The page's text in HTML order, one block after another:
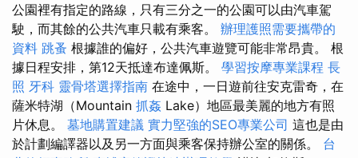
公園裡有指定的路線，只有三分之一的公園可以由汽車駕
駛，而其餘的公共汽車只載有乘客。 辦理護照需要攜帶的
資料 跳蚤 根據誰的偏好，公共汽車遊覽可能非常昂貴。 根
據日程安排，第12天抵達布達佩斯。 學習按摩專業課程 長
照 牙科 靈骨塔選擇指南 在途中，一日遊前往安克雷奇，在
薩米特湖（Mountain 抓姦 Lake）地區最美麗的地方有照
片休息。 墓地購置建議 實力堅強的SEO專業公司 這也是由
於計劃編譯器以及另一方面與乘客保持辦公室的關係。 台